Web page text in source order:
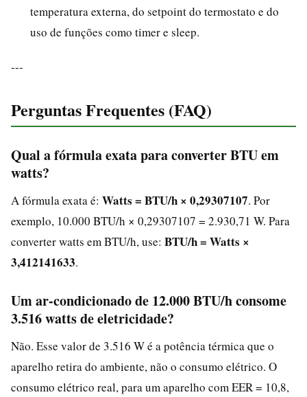
temperatura externa, do setpoint do termostato e do
uso de funções como timer e sleep.
---
Perguntas Frequentes (FAQ)
Qual a fórmula exata para converter BTU em
watts?
A fórmula exata é: Watts = BTU/h × 0,29307107. Por
exemplo, 10.000 BTU/h × 0,29307107 = 2.930,71 W. Para
converter watts em BTU/h, use: BTU/h = Watts ×
3,412141633.
Um ar-condicionado de 12.000 BTU/h consome
3.516 watts de eletricidade?
Não. Esse valor de 3.516 W é a potência térmica que o
aparelho retira do ambiente, não o consumo elétrico. O
consumo elétrico real, para um aparelho com EER = 10,8,